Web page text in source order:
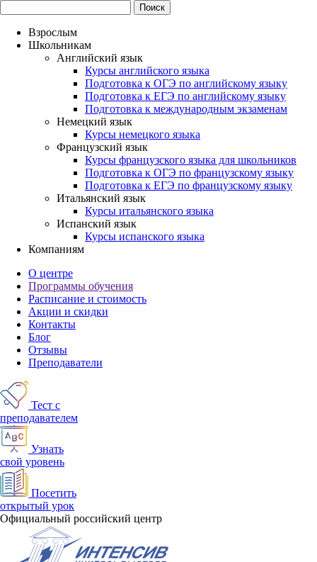
Взрослым
Школьникам
Английский язык
Курсы английского языка
Подготовка к ОГЭ по английскому языку
Подготовка к ЕГЭ по английскому языку
Подготовка к международным экзаменам
Немецкий язык
Курсы немецкого языка
Французский язык
Курсы французского языка для школьников
Подготовка к ОГЭ по французскому языку
Подготовка к ЕГЭ по французскому языку
Итальянский язык
Курсы итальянского языка
Испанский язык
Курсы испанского языка
Компаниям
О центре
Программы обучения
Расписание и стоимость
Акции и скидки
Контакты
Блог
Отзывы
Преподаватели
Тест с
преподавателем
Узнать
свой уровень
Посетить
открытый урок
Официальный российский центр